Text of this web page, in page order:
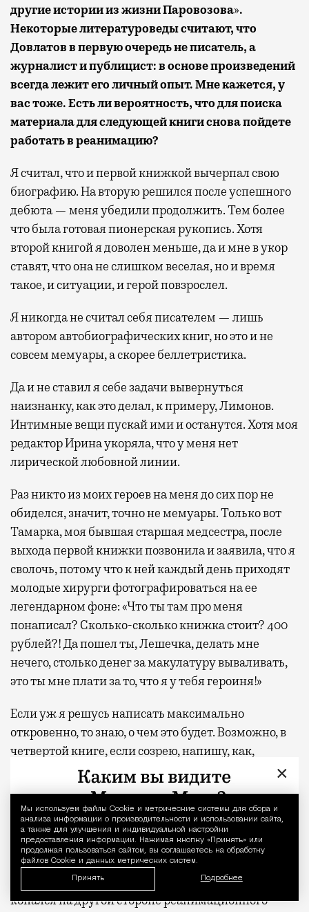
другие истории из жизни Паровозова».
Некоторые литературоведы считают, что
Довлатов в первую очередь не писатель, а
журналист и публицист: в основе произведений
всегда лежит его личный опыт. Мне кажется, у
вас тоже. Есть ли вероятность, что для поиска
материала для следующей книги снова пойдете
работать в реанимацию?
Я считал, что и первой книжкой вычерпал свою
биографию. На вторую решился после успешного
дебюта — меня убедили продолжить. Тем более
что была готовая пионерская рукопись. Хотя
второй книгой я доволен меньше, да и мне в укор
ставят, что она не слишком веселая, но и время
такое, и ситуации, и герой повзрослел.
Я никогда не считал себя писателем — лишь
автором автобиографических книг, но это и не
совсем мемуары, а скорее беллетристика.
Да и не ставил я себе задачи вывернуться
наизнанку, как это делал, к примеру, Лимонов.
Интимные вещи пускай ими и останутся. Хотя моя
редактор Ирина укоряла, что у меня нет
лирической любовной линии.
Раз никто из моих героев на меня до сих пор не
обиделся, значит, точно не мемуары. Только вот
Тамарка, моя бывшая старшая медсестра, после
выхода первой книжки позвонила и заявила, что я
сволочь, потому что к ней каждый день приходят
молодые хирурги фотографироваться на ее
легендарном фоне: «Что ты там про меня
понаписал? Сколько-сколько книжка стоит? 400
рублей?! Да пошел ты, Лешечка, делать мне
нечего, столько денег за макулатуру вываливать,
это ты мне плати за то, что я у тебя героиня!»
Если уж я решусь написать максимально
откровенно, то знаю, о чем это будет. Возможно, в
четвертой книге, если созрею, напишу, как,
работая в реанимации, прошлепал что-то важное,
пропустил, отвлекся; как из-за ошибки, в том
числе и моей, умер пациент. У меня в жизни были
моменты, которые мне до сих пор не дают покоя: в
такой работе была особая цена лишнего перекура,
того, что слишком рано отошел от койки больного,
что не вовремя отвернулся, что слишком долго
копался на другой стороне реанимационного
Уведомление
Мы используем файлы Сookie и метрические системы для сбора и
анализа информации о производительности и использовании сайта,
а также для улучшения и индивидуальной настройки
предоставления информации. Нажимая кнопку «Принять» или
продолжая пользоваться сайтом, вы соглашаетесь на обработку
файлов Cookie и данных метрических систем.
Принять Подробнее
×